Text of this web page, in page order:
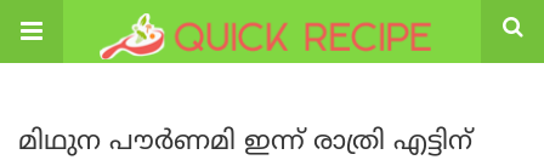
മിഥുന പൗർണമി ഇന്ന് രാത്രി എട്ടിന്